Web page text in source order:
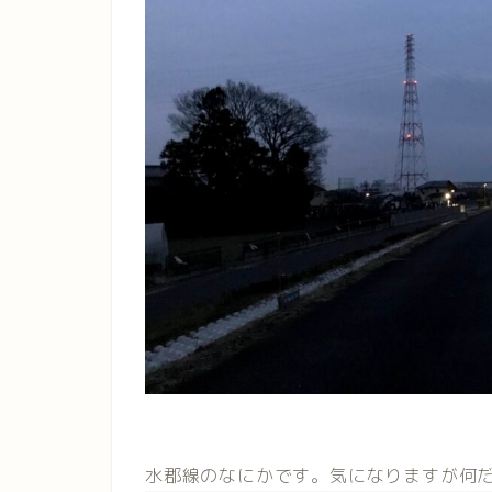
水郡線のなにかです。気になりますが何